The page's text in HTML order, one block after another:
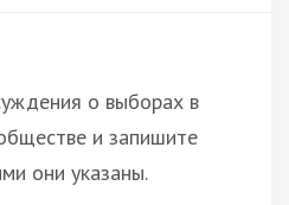
о выборах в
и запишите
они указаны.